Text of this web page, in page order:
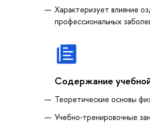
Характеризует влияние
профессиональных
Содержание
Теоретические основы
Учебно-тренировочные